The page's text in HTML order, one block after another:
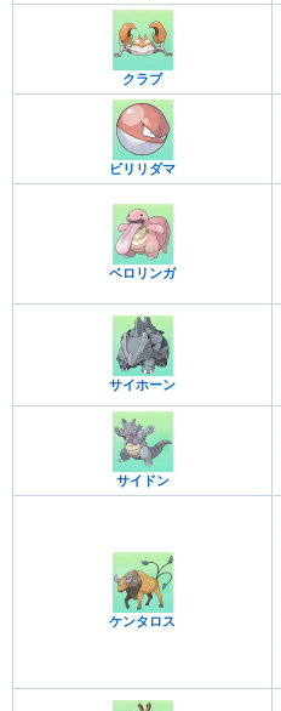
クラブ
ビリリダマ
ベロリンガ
サイホーン
サイドン
ケンタロス